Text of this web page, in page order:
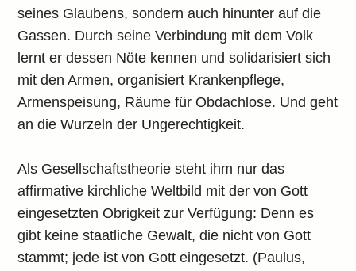
seines Glaubens, sondern auch hinunter auf die
Gassen. Durch seine Verbindung mit dem Volk
lernt er dessen Nöte kennen und solidarisiert sich
mit den Armen, organisiert Krankenpflege,
Armenspeisung, Räume für Obdachlose. Und geht
an die Wurzeln der Ungerechtigkeit.
Als Gesellschaftstheorie steht ihm nur das
affirmative kirchliche Weltbild mit der von Gott
eingesetzten Obrigkeit zur Verfügung: Denn es
gibt keine staatliche Gewalt, die nicht von Gott
stammt; jede ist von Gott eingesetzt. (Paulus,